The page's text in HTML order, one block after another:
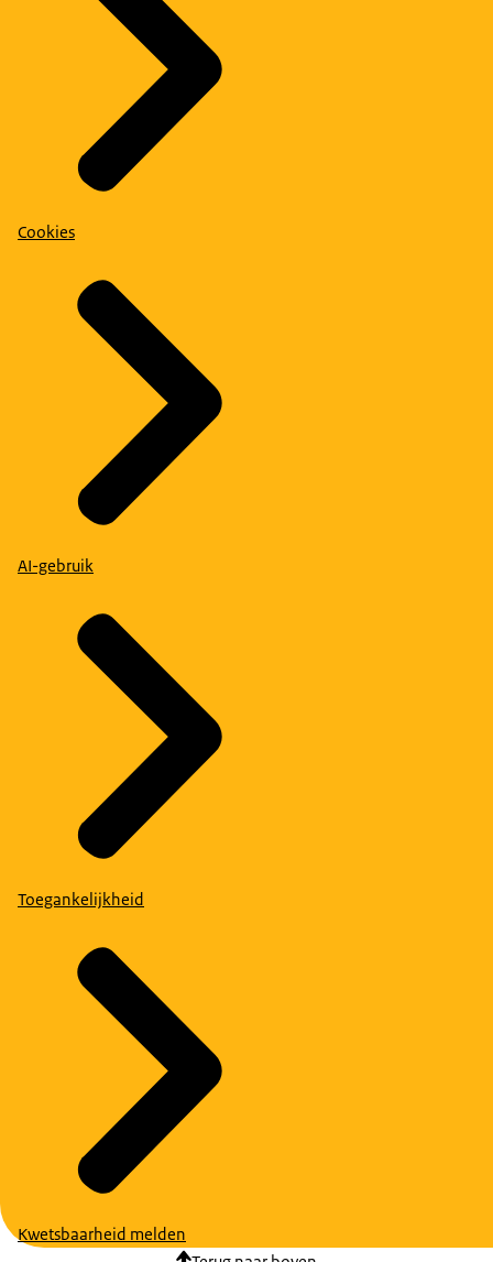
Cookies
AI-gebruik
Toegankelijkheid
Kwetsbaarheid melden